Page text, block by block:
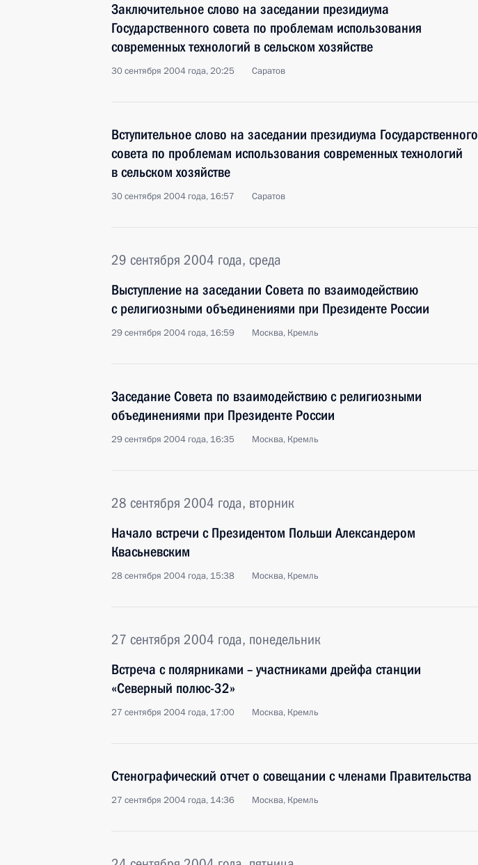
Заключительное слово на заседании президиума
Государственного совета по проблемам использования
современных технологий в сельском хозяйстве
30 сентября 2004 года, 20:25 Саратов
Вступительное слово на заседании президиума Государственного
совета по проблемам использования современных технологий
в сельском хозяйстве
30 сентября 2004 года, 16:57 Саратов
29 сентября 2004 года, среда
Выступление на заседании Совета по взаимодействию
с религиозными объединениями при Президенте России
29 сентября 2004 года, 16:59 Москва, Кремль
Заседание Совета по взаимодействию с религиозными
объединениями при Президенте России
29 сентября 2004 года, 16:35 Москва, Кремль
28 сентября 2004 года, вторник
Начало встречи с Президентом Польши Александером
Квасьневским
28 сентября 2004 года, 15:38 Москва, Кремль
27 сентября 2004 года, понедельник
Встреча с полярниками – участниками дрейфа станции
«Северный полюс-32»
27 сентября 2004 года, 17:00 Москва, Кремль
Стенографический отчет о совещании с членами Правительства
27 сентября 2004 года, 14:36 Москва, Кремль